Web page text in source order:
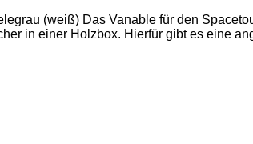
(weiß) Das Vanable für den
in einer Holzbox. Hierfür gibt es eine